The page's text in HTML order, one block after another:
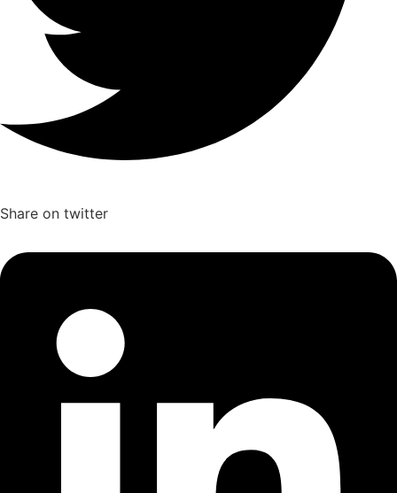
Share on twitter